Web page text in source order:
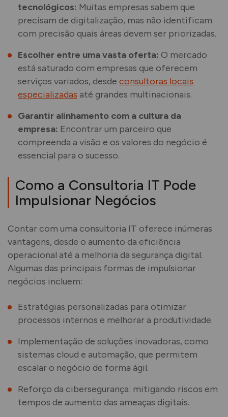
tecnológicos: Muitas empresas sabem que
precisam de digitalização, mas não identificam
com precisão quais áreas devem ser priorizadas.
Escolher entre uma vasta oferta: O mercado
está saturado com empresas que oferecem
serviços variados, desde consultoras locais
especializadas até grandes multinacionais.
Garantir alinhamento com a cultura da
empresa: Encontrar um parceiro que
compreenda a visão e os valores do negócio é
essencial para o sucesso.
Como a Consultoria IT Pode
Impulsionar Negócios
Contar com uma consultoria IT oferece inúmeras
vantagens, desde o aumento da eficiência
operacional até a melhoria da segurança digital.
Algumas das principais formas de impulsionar
negócios incluem:
Estratégias personalizadas para otimizar
processos internos e melhorar a produtividade.
Implementação de soluções inovadoras, como
sistemas cloud e automação, que permitem
escalar o negócio de forma ágil.
Reforço da cibersegurança: mitigando riscos em
tempos de aumento das ameaças digitais.